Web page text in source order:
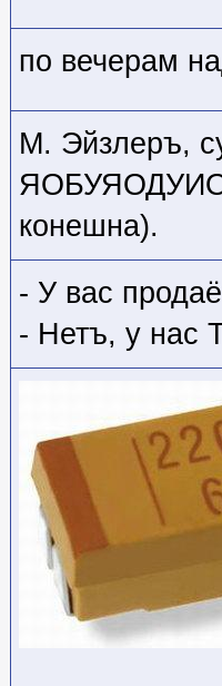
по вечерам
М. Эйзлеръ,
конешна).
- У вас
- Нетъ, у нас